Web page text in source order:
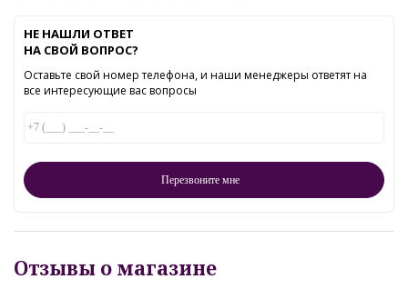
НЕ НАШЛИ ОТВЕТ
НА СВОЙ ВОПРОС?
Оставьте свой номер телефона, и наши менеджеры ответят на
все интересующие вас вопросы
Отзывы о магазине